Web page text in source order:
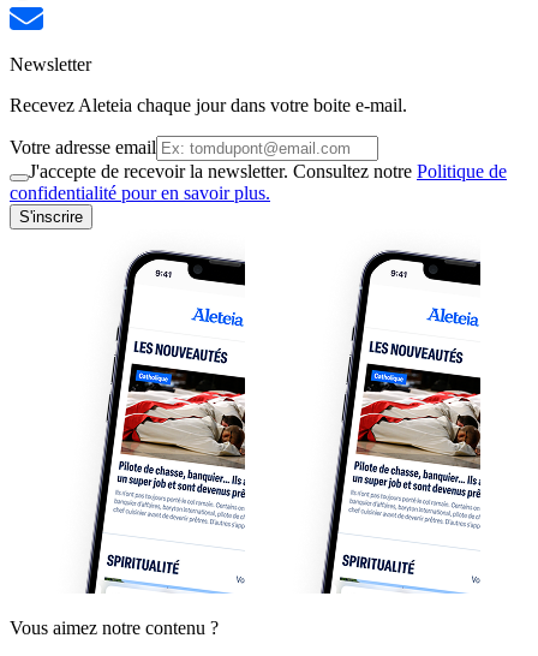
Newsletter
Recevez Aleteia chaque jour dans votre boite e-mail.
Votre adresse email
J'accepte de recevoir la newsletter. Consultez notre Politique de
confidentialité pour en savoir plus.
S'inscrire
Vous aimez notre contenu ?